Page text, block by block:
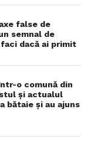
to take and we
and
do not want
own feet,
added
false de
semnal de
dacă ai primit
o comună din
și actualul
bătaie și au ajuns